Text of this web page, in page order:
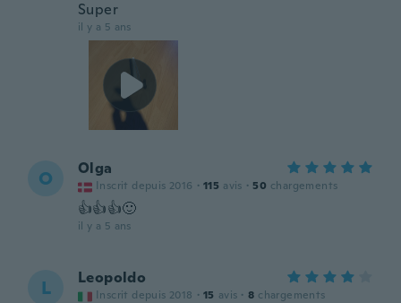
Super
il y a 5 ans
O Olga
Inscrit depuis 2016 · 115 avis · 50 chargements
👍👍👍🙂
il y a 5 ans
L Leopoldo
Inscrit depuis 2018 · 15 avis · 8 chargements